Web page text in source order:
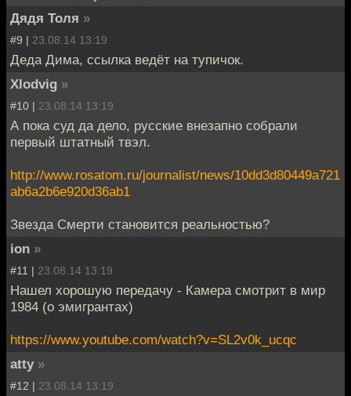
Дядя Толя »
#9 | 23.08.14 13:19
Деда Дима, ссылка ведёт на тупичок.
Xlodvig »
#10 | 23.08.14 13:19
А пока суд да дело, русские внезапно собрали
первый штатный твэл.
http://www.rosatom.ru/journalist/news/10dd3d80449a721
ab6a2b6e920d36ab1
Звезда Смерти становится реальностью?
ion »
#11 | 23.08.14 13:19
Нашел хорошую передачу - Камера смотрит в мир
1984 (о эмигрантах)
https://www.youtube.com/watch?v=SL2v0k_ucqc
atty »
#12 | 23.08.14 13:19